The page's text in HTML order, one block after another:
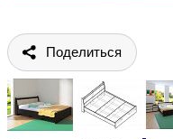
Поделиться